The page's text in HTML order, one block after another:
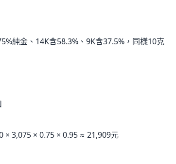
純金、14K含58.3%、9K含37.5%，同樣10克
× 3,075 × 0.75 × 0.95 ≈ 21,909元